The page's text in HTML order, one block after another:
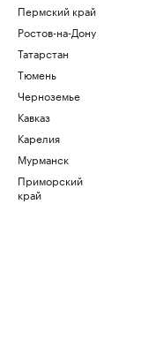
Пермский край
Ростов-на-Дону
Татарстан
Тюмень
Черноземье
Кавказ
Карелия
Мурманск
Приморский
край